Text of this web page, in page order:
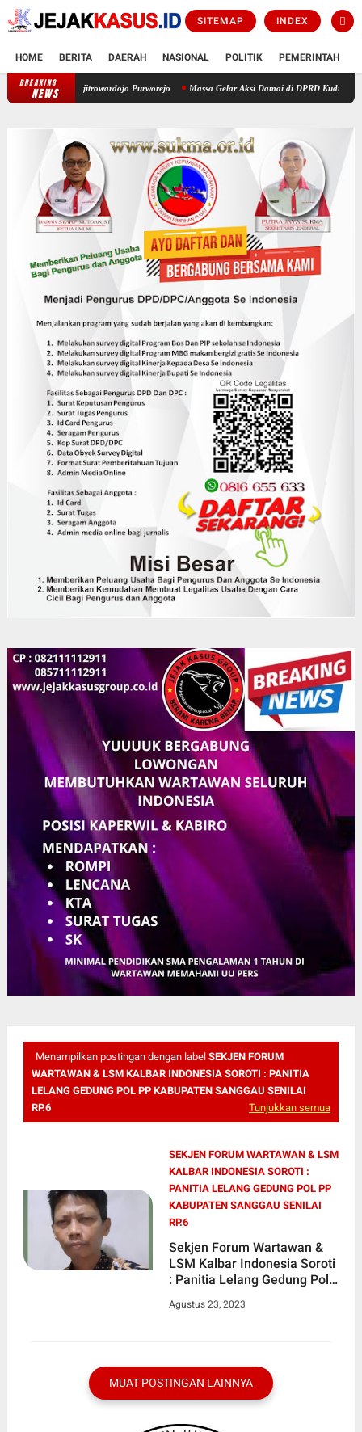
SITEMAP INDEX
HOME BERITA DAERAH NASIONAL POLITIK PEMERINTAH
BREAKING
NEWSResmi Beroperasi! Layanan CATHLAB Hadir di RSUD dr. Tjitrowardojo
Menampilkan postingan dengan label SEKJEN FORUM
WARTAWAN & LSM KALBAR INDONESIA SOROTI : PANITIA
LELANG GEDUNG POL PP KABUPATEN SANGGAU SENILAI
RP.6
Tunjukkan semua
SEKJEN FORUM WARTAWAN & LSM
KALBAR INDONESIA SOROTI :
PANITIA LELANG GEDUNG POL PP
KABUPATEN SANGGAU SENILAI
RP.6
Sekjen Forum Wartawan &
LSM Kalbar Indonesia Soroti
: Panitia Lelang Gedung Pol
Senilai Rp.6,4 M, Dinilai
Agustus 23, 2023
MUAT POSTINGAN LAINNYA